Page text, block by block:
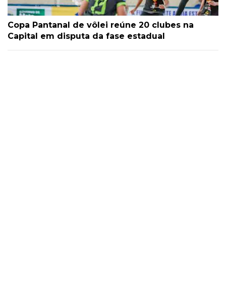
Copa Pantanal de vôlei reúne 20 clubes na
Capital em disputa da fase estadual